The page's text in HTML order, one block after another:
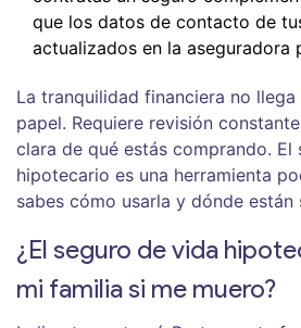
que los datos de contacto de
actualizados en la aseguradora
La tranquilidad financiera no
papel. Requiere revisión
clara de qué estás comprando. El
hipotecario es una herramienta
sabes cómo usarla y dónde están
¿El seguro de vida
mi familia si me muero?